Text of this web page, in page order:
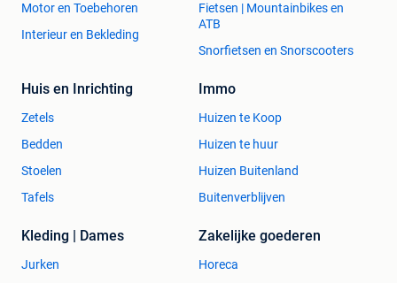
Motor en Toebehoren
Interieur en Bekleding
Fietsen | Mountainbikes en
ATB
Snorfietsen en Snorscooters
Huis en Inrichting
Zetels
Bedden
Stoelen
Tafels
Immo
Huizen te Koop
Huizen te huur
Huizen Buitenland
Buitenverblijven
Kleding | Dames
Jurken
Zakelijke goederen
Horeca